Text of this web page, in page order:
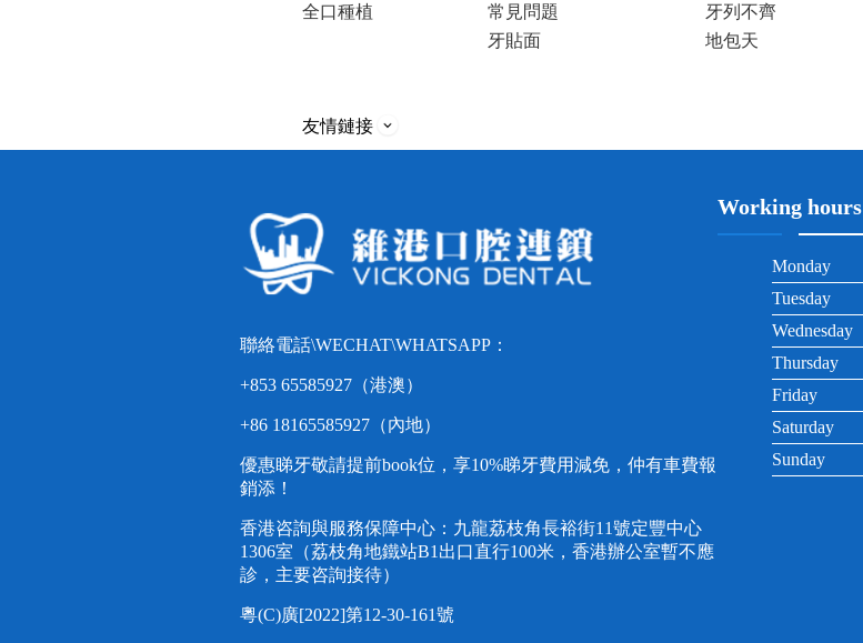
全口種植
常見問題
牙貼面
牙列不齊
地包天
友情鏈接
聯絡電話\WECHAT\WHATSAPP：
+853 65585927（港澳）
+86 18165585927（內地）
優惠睇牙敬請提前book位，享10%睇牙費用減免，仲有車費報
銷添！
香港咨詢與服務保障中心：九龍荔枝角長裕街11號定豐中心
1306室（荔枝角地鐵站B1出口直行100米，香港辦公室暫不應
診，主要咨詢接待）
粵(C)廣[2022]第12-30-161號
Working hours
Monday
Tuesday
Wednesday
Thursday
Friday
Saturday
Sunday